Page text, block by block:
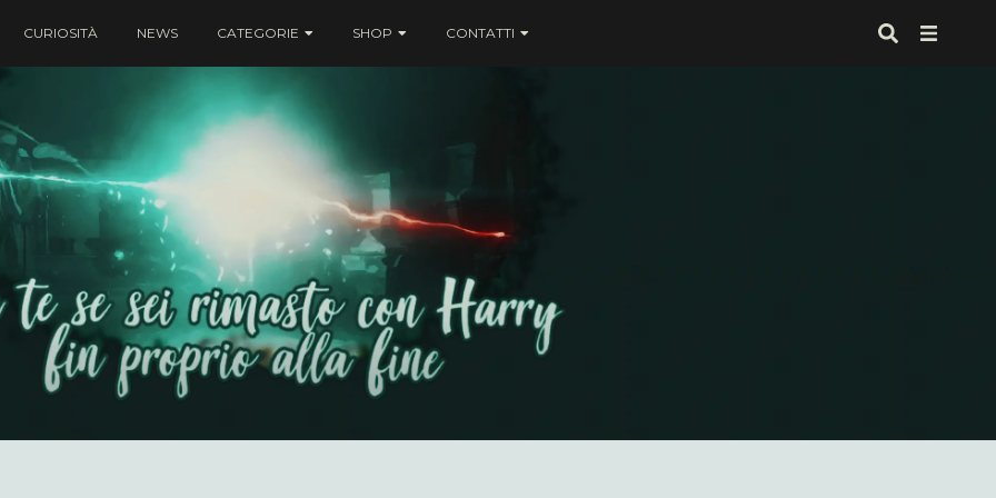
CURIOSITÀ NEWS CATEGORIE SHOP CONTATTI
rimasto con Harry fin proprio alla fine